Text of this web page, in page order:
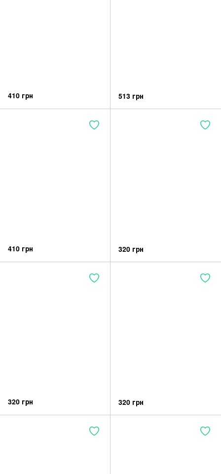
410 грн 513 грн
410 грн 320 грн
320 грн 320 грн